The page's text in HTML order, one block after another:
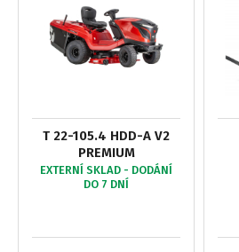
T 22-105.4 HDD-A V2
PREMIUM
EXTERNÍ SKLAD - DODÁNÍ
DO 7 DNÍ